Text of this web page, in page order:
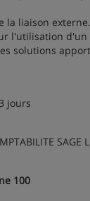
la liaison externe.
l'utilisation d'un
solutions
jours
SAGE
100